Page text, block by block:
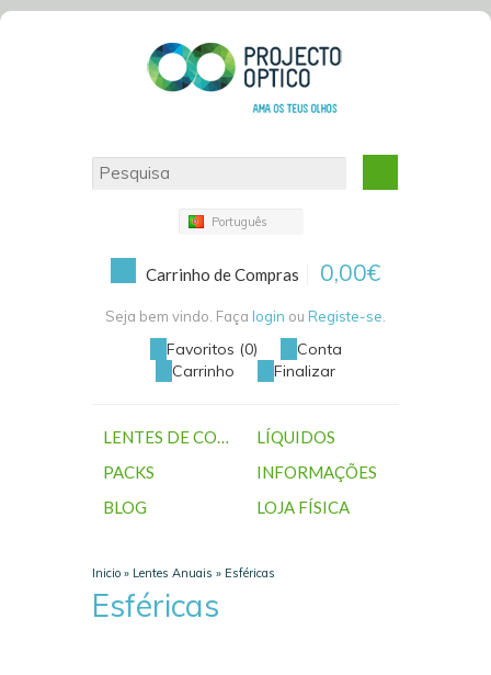
Português
Carrinho de Compras 0,00€
Seja bem vindo. Faça login ou Registe-se
Favoritos (0)
Conta
Carrinho
Finalizar
LENTES DE CONTACTO
LÍQUIDOS
PACKS
INFORMAÇÕES
BLOG
LOJA FÍSICA
Inicio » Lentes Anuais » Esféricas
Esféricas